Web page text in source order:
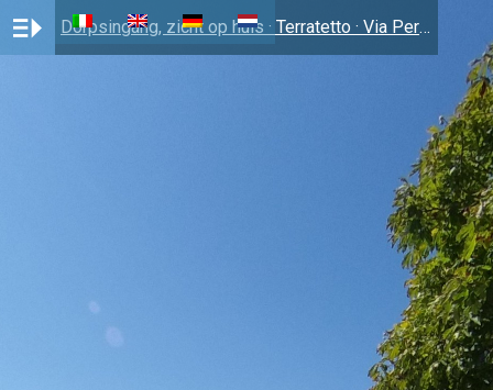
Dorpsingang, zicht op huis · Terratetto · Via Pergola 50 · Cinigiano (GR) · € 350,000 · GR-34